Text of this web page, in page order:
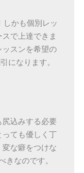
かも個別レッ
で上達できま
スンを希望の
になります。
込みする必要
ても優しく丁
な癖をつけな
きなのです。